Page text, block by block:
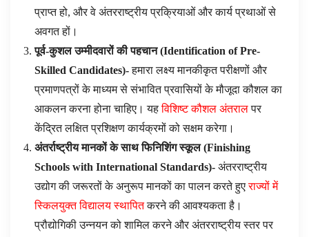
प्राप्त हो, और वे अंतरराष्ट्रीय प्रक्रियाओं और कार्य प्रथाओं से
अवगत हों।
पूर्व-कुशल उम्मीदवारों की पहचान (Identification of Pre-
Skilled Candidates)-हमारा लक्ष्य मानकीकृत परीक्षणों और
प्रमाणपत्रों के माध्यम से संभावित प्रवासियों के मौजूदा कौशल का
आकलन करना होना चाहिए। यहविशिष्ट कौशल अंतरालपर
केंद्रित लक्षित प्रशिक्षण कार्यक्रमों को सक्षम करेगा।
अंतर्राष्ट्रीय मानकों के साथ फिनिशिंग स्कूल (Finishing
Schools with International Standards)- अंतरराष्ट्रीय
उद्योग की जरूरतों के अनुरूप मानकों का पालन करते हुएराज्यों में
स्किलयुक्त विद्यालय स्थापितकरने की आवश्यकता है।
प्रौद्योगिकी उन्नयन को शामिल करने और अंतरराष्ट्रीय स्तर पर